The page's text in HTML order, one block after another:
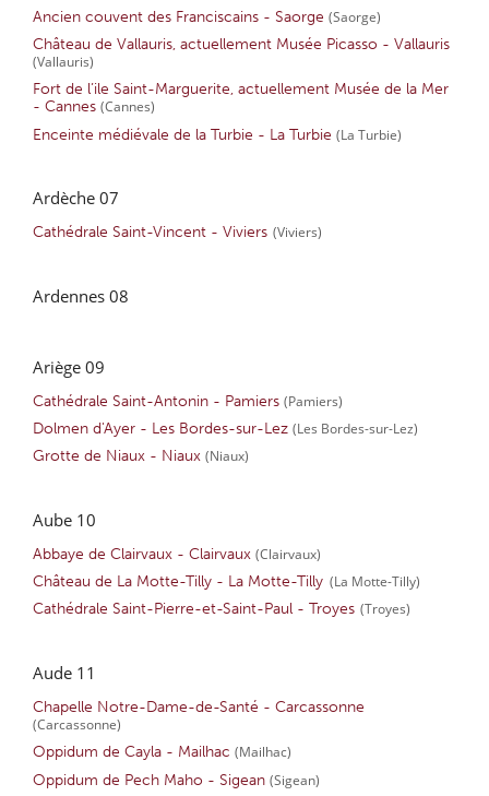
Ancien couvent des Franciscains - Saorge (Saorge)
Château de Vallauris, actuellement Musée Picasso - Vallauris
(Vallauris)
Fort de l’ile Saint-Marguerite, actuellement Musée de la Mer
- Cannes (Cannes)
Enceinte médiévale de la Turbie - La Turbie (La Turbie)
Ardèche 07
Cathédrale Saint-Vincent - Viviers (Viviers)
Ardennes 08
Ariège 09
Cathédrale Saint-Antonin - Pamiers (Pamiers)
Dolmen d'Ayer - Les Bordes-sur-Lez (Les Bordes-sur-Lez)
Grotte de Niaux - Niaux (Niaux)
Aube 10
Abbaye de Clairvaux - Clairvaux (Clairvaux)
Château de La Motte-Tilly - La Motte-Tilly (La Motte-Tilly)
Cathédrale Saint-Pierre-et-Saint-Paul - Troyes (Troyes)
Aude 11
Chapelle Notre-Dame-de-Santé - Carcassonne
(Carcassonne)
Oppidum de Cayla - Mailhac (Mailhac)
Oppidum de Pech Maho - Sigean (Sigean)